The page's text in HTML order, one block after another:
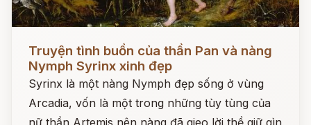
Truyện tình buồn của thần Pan và nàng
Nymph Syrinx xinh đẹp
Syrinx là một nàng Nymph đẹp sống ở vùng
Arcadia, vốn là một trong những tùy tùng của
nữ thần Artemis nên nàng đã gieo lời thề giữ gìn